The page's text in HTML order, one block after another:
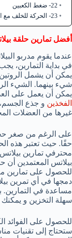
22- ضغط الكعبين
23- الحركة للخلف مع الدوران
أفضل تمارين حلقة
عندما يقوم مدربو
في بداية التمارين،
يمكن أن يشمل
شيء بينهما. الشيء
يمكن أن يعمل على
الفخذين و جذع الجسم،
غيرها من العضلات
على الرغم من صغر حجم
حقًا. حيث تعتبر هذه
محترفي تمارين
بيلاتس المعتمدين أن
للحصول على تمارين
دمجها في أي تمرين
مساعدة في التمارين.
سهلة التخزين و يمكنك
للحصول على الفوائد
ستحتاج إلى تقنيات